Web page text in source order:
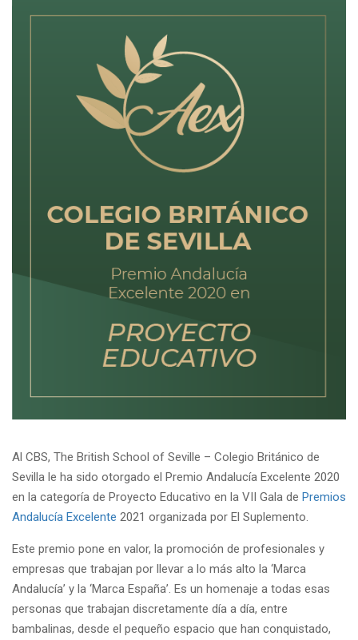
Al CBS, The British School of Seville – Colegio Británico de
Sevilla le ha sido otorgado el Premio Andalucía Excelente 2020
en la categoría de Proyecto Educativo en la VII Gala de Premios
Andalucía Excelente 2021 organizada por El Suplemento.
Este premio pone en valor, la promoción de profesionales y
empresas que trabajan por llevar a lo más alto la ‘Marca
Andalucía’ y la ‘Marca España’. Es un homenaje a todas esas
personas que trabajan discretamente día a día, entre
bambalinas, desde el pequeño espacio que han conquistado,